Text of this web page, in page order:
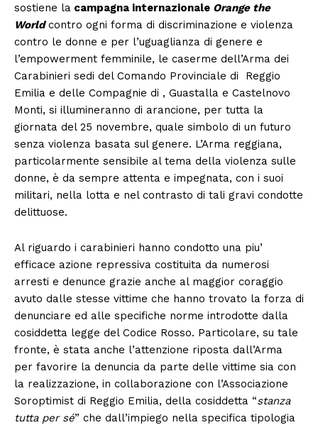
sostiene la campagna internazionale Orange the
Worldcontro ogni forma di discriminazione e violenza
contro le donne e per l’uguaglianza di genere e
l’empowerment femminile, le caserme dell’Arma dei
Carabinieri sedi del Comando Provinciale di Reggio
Emilia e delle Compagnie di , Guastalla e Castelnovo
Monti, si illumineranno di arancione, per tutta la
giornata del 25 novembre, quale simbolo di un futuro
senza violenza basata sul genere. L’Arma reggiana,
particolarmente sensibile al tema della violenza sulle
donne, è da sempre attenta e impegnata, con i suoi
militari, nella lotta e nel contrasto di tali gravi condotte
delittuose.
Al riguardo i carabinieri hanno condotto una piu’
efficace azione repressiva costituita da numerosi
arresti e denunce grazie anche al maggior coraggio
avuto dalle stesse vittime che hanno trovato la forza di
denunciare ed alle specifiche norme introdotte dalla
cosiddetta legge del Codice Rosso. Particolare, su tale
fronte, è stata anche l’attenzione riposta dall’Arma
per favorire la denuncia da parte delle vittime sia con
la realizzazione, in collaborazione con l’Associazione
Soroptimist di Reggio Emilia, della cosiddetta “stanza
tutta per sé” che dall’impiego nella specifica tipologia